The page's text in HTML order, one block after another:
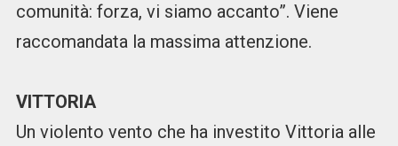
comunità: forza, vi siamo accanto”. Viene
raccomandata la massima attenzione.
VITTORIA
Un violento vento che ha investito Vittoria alle